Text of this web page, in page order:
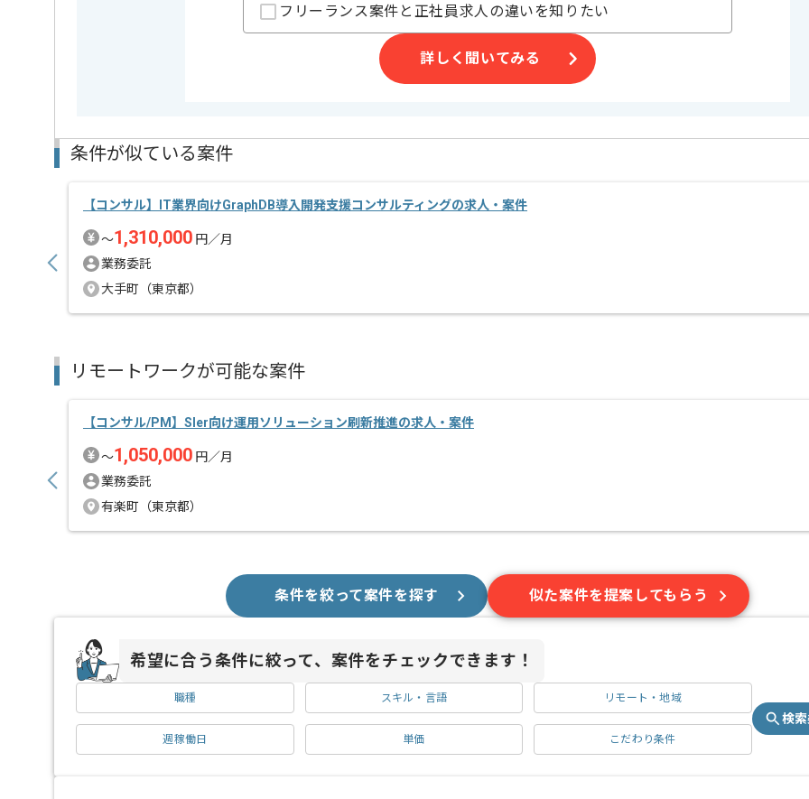
フリーランス案件と正社員求人の違いを知りたい
詳しく聞いてみる
条件が似ている案件
【コンサル】IT業界向けGraphDB導入開発支援コンサルティングの求人・案件
〜1,310,000 円／月
業務委託
大手町（東京都）
リモートワークが可能な案件
【コンサル/PM】SIer向け運用ソリューション刷新推進の求人・案件
〜1,050,000 円／月
業務委託
有楽町（東京都）
条件を絞って案件を探す 似た案件を提案してもらう
希望に合う条件に絞って、案件をチェックできます！
職種 スキル・言語 リモート・地域
週稼働日 単価 こだわり条件
検